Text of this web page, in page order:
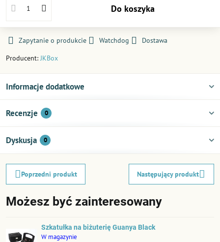
Do koszyka
Zapytanie o produkcie Watchdog
Dostawa
Producent:JKBox
Informacje dodatkowe
Recenzje 0
Dyskusja 0
Poprzedni produkt Następujący produkt
Możesz być zainteresowany
Szkatułka na biżuterię Guanya Black
W magazynie